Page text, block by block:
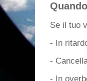
Se il tuo
- In
-
- In